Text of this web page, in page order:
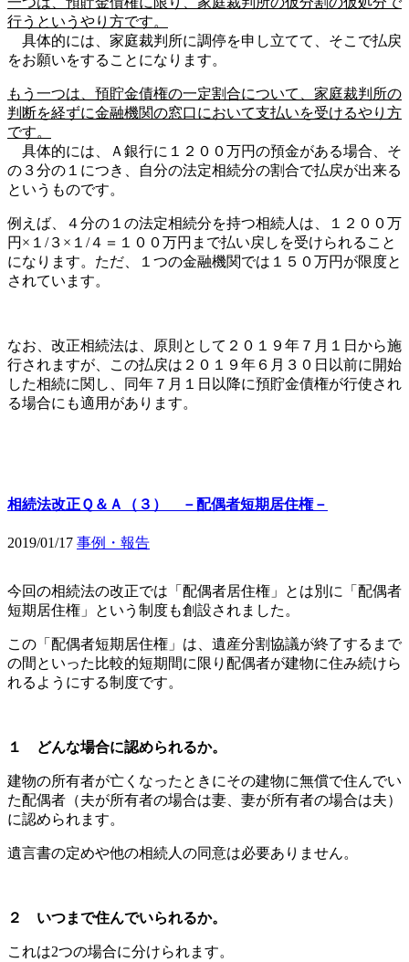
行うというやり方です。
具体的には、家庭裁判所に調停を申し立てて、そこで払戻
をお願いをすることになります。
もう一つは、預貯金債権の一定割合について、家庭裁判所の
判断を経ずに金融機関の窓口において支払いを受けるやり方
です。
具体的には、Ａ銀行に１２００万円の預金がある場合、そ
の３分の１につき、自分の法定相続分の割合で払戻が出来る
というものです。
例えば、４分の１の法定相続分を持つ相続人は、１２００万
円×１/３×１/４＝１００万円まで払い戻しを受けられること
になります。ただ、１つの金融機関では１５０万円が限度と
されています。
なお、改正相続法は、原則として２０１９年７月１日から施
行されますが、この払戻は２０１９年６月３０日以前に開始
した相続に関し、同年７月１日以降に預貯金債権が行使され
る場合にも適用があります。
相続法改正Ｑ＆Ａ（３） －配偶者短期居住権－
2019/01/17 事例・報告
今回の相続法の改正では「配偶者居住権」とは別に「配偶者
短期居住権」という制度も創設されました。
この「配偶者短期居住権」は、遺産分割協議が終了するまで
の間といった比較的短期間に限り配偶者が建物に住み続けら
れるようにする制度です。
１ どんな場合に認められるか。
建物の所有者が亡くなったときにその建物に無償で住んでい
た配偶者（夫が所有者の場合は妻、妻が所有者の場合は夫）
に認められます。
遺言書の定めや他の相続人の同意は必要ありません。
２ いつまで住んでいられるか。
これは2つの場合に分けられます。